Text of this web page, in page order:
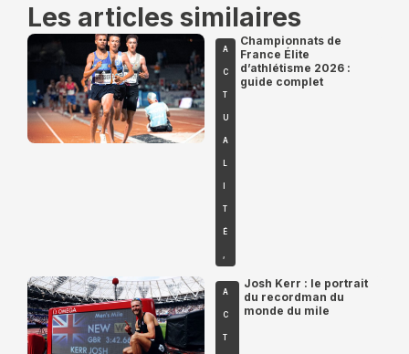
Les articles similaires
A
C
T
U
A
T
É
Championnats de
France Élite
d’athlétisme 2026 :
guide complet
A
C
T
Josh Kerr : le portrait
du recordman du
monde du mile